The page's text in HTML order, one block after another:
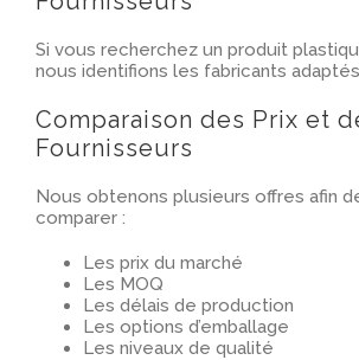
Si vous recherchez un produit
nous identifions les fabricants
Comparaison des Prix et
Fournisseurs
Nous obtenons plusieurs offres afin
comparer :
Les prix du marché
Les MOQ
Les délais de production
Les options d’emballage
Les niveaux de qualité